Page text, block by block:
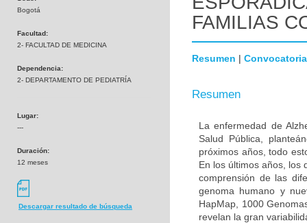
Bogotá
Facultad:
2- FACULTAD DE MEDICINA
Dependencia:
2- DEPARTAMENTO DE PEDIATRÍA
Lugar:
---
Duración:
12 meses
Descargar resultado de búsqueda
FAMILIAS
Resumen | Convocatoria
Resumen
La enfermedad de
Salud Pública,
próximos años, todo
En los últimos años, los
comprensión de las
genoma humano y
HapMap, 1000
revelan la gran